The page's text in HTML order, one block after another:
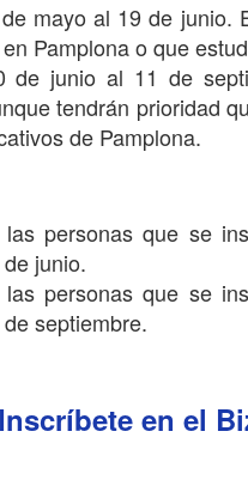
mayo al 19 de junio.
Pamplona o que
de junio al 11 de
tendrán prioridad
de Pamplona.
personas que se
junio.
personas que se
septiembre.
Inscríbete en el